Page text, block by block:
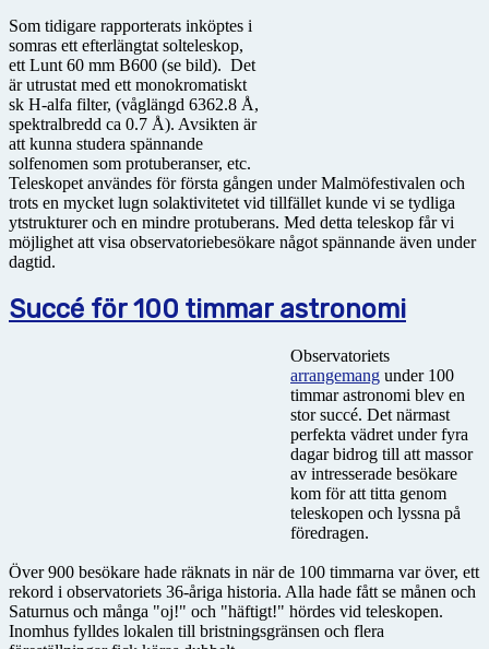
Som tidigare rapporterats inköptes i
somras ett efterlängtat solteleskop,
ett Lunt 60 mm B600 (se bild). Det
är utrustat med ett monokromatiskt
sk H-alfa filter, (våglängd 6362.8 Å,
spektralbredd ca 0.7 Å). Avsikten är
att kunna studera spännande
solfenomen som protuberanser, etc.
Teleskopet användes för första gången under Malmöfestivalen och
trots en mycket lugn solaktivitetet vid tillfället kunde vi se tydliga
ytstrukturer och en mindre protuberans. Med detta teleskop får vi
möjlighet att visa observatoriebesökare något spännande även under
dagtid.
Succé för 100 timmar astronomi
Observatoriets
arrangemang under 100
timmar astronomi blev en
stor succé. Det närmast
perfekta vädret under fyra
dagar bidrog till att massor
av intresserade besökare
kom för att titta genom
teleskopen och lyssna på
föredragen.
Över 900 besökare hade räknats in när de 100 timmarna var över, ett
rekord i observatoriets 36-åriga historia. Alla hade fått se månen och
Saturnus och många "oj!" och "häftigt!" hördes vid teleskopen.
Inomhus fylldes lokalen till bristningsgränsen och flera